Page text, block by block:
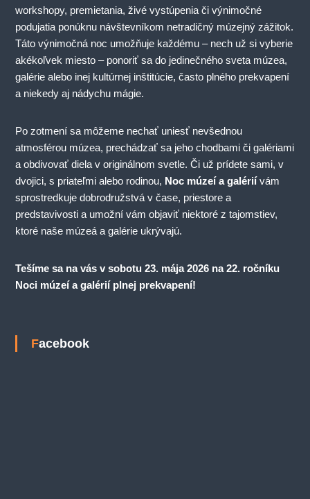
workshopy, premietania, živé vystúpenia či výnimočné
podujatia ponúknu návštevníkom netradičný múzejný zážitok.
Táto výnimočná noc umožňuje každému – nech už si vyberie
akékoľvek miesto – ponoriť sa do jedinečného sveta múzea,
galérie alebo inej kultúrnej inštitúcie, často plného prekvapení
a niekedy aj nádychu mágie.
Po zotmení sa môžeme nechať uniesť nevšednou
atmosférou múzea, prechádzať sa jeho chodbami či galériami
a obdivovať diela v originálnom svetle. Či už prídete sami, v
dvojici, s priateľmi alebo rodinou, Noc múzeí a galériívám
sprostredkuje dobrodružstvá v čase, priestore a
predstavivosti a umožní vám objaviť niektoré z tajomstiev,
ktoré naše múzeá a galérie ukrývajú.
Tešíme sa na vás v sobotu 23. mája 2026 na 22. ročníku
Noci múzeí a galérií plnej prekvapení!
Facebook